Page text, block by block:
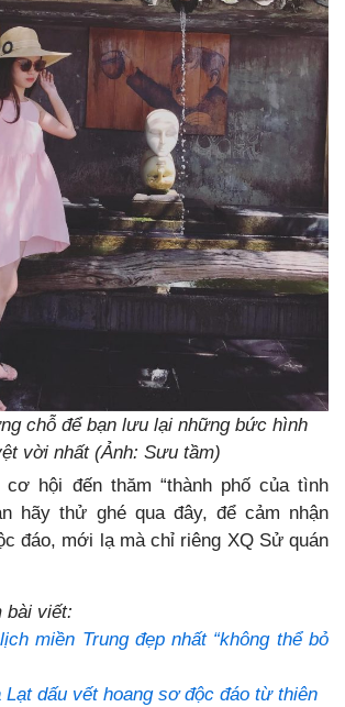
chỗ để bạn lưu lại những bức hình
vời nhất (Ảnh: Sưu tầm)
hội đến thăm “thành phố của tình
hãy thử ghé qua đây, để cảm nhận
đáo, mới lạ mà chỉ riêng XQ Sử quán
bài viết:
miền Trung đẹp nhất “không thể bỏ
Lạt dấu vết hoang sơ độc đáo từ thiên